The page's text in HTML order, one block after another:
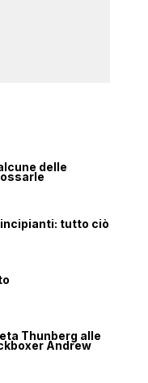
delle
tutto ciò
Thunberg alle
Andrew